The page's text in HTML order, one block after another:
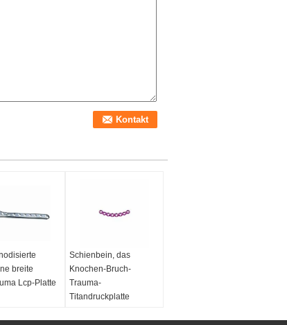
breite
Lcp-Platte
Schienbein, das
Knochen-Bruch-
Trauma-
Titandruckplatte